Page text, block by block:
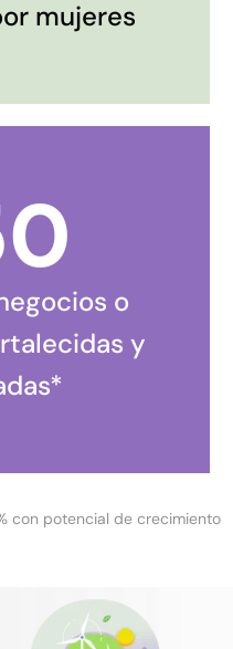
mujeres
o
y
con potencial de crecimiento